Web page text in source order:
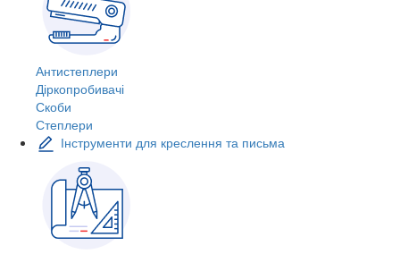
Антистеплери
Діркопробивачі
Скоби
Степлери
Інструменти для креслення та письма